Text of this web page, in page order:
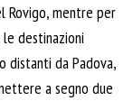
Rovigo, mentre per
destinazioni
distanti da Padova,
a segno due